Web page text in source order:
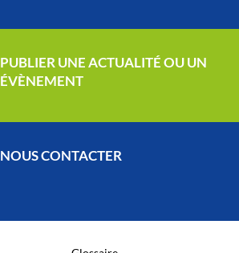
PUBLIER UNE ACTUALITÉ OU UN
ÉVÈNEMENT
NOUS CONTACTER